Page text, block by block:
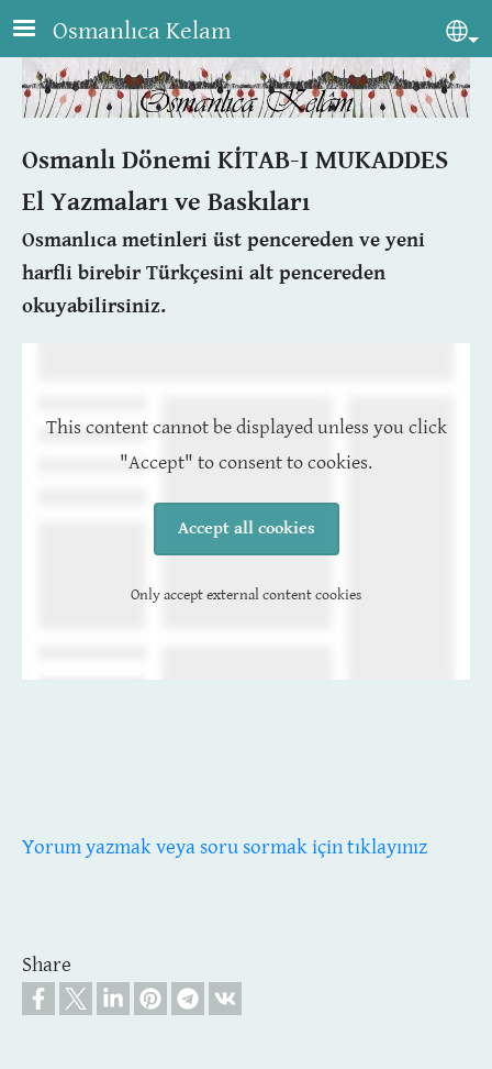
Skip to main content
Osmanlıca Kelam
Osmanlı Dönemi KİTAB-I MUKADDES
El Yazmaları ve Baskıları
Osmanlıca metinleri üst pencereden ve yeni
harfli birebir Türkçesini alt pencereden
okuyabilirsiniz.
This content cannot be displayed unless you click
"Accept" to consent to cookies.
Accept all cookies
Only accept external content cookies
Yorum yazmak veya soru sormak için tıklayınız
Share